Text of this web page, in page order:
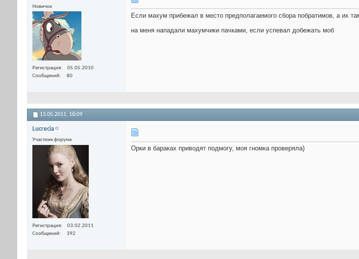
Новичок
Регистрация
05.05.2010
Сообщений
80
Если махум прибежал в место предполагаемого сбора побратимов, а их
на меня нападали махумчики пачками, если успевал добежать моб
13.05.2011, 18:09
Lucrecia
Участник форума
Регистрация
03.02.2011
Сообщений
392
Орки в бараках приводят подмогу, моя гномка проверяла)